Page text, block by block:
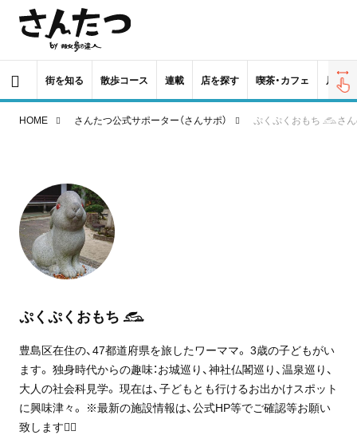
街を知る 散歩コース 連載 店を探す 喫茶・カフェ 居酒屋
HOME さんたつ公式サポーター（さんサポ） ぷくぷくおもち 𓃹さん
ぷくぷくおもち 𓃹
豊島区在住の、47都道府県を旅したワーママ。 3歳の子どもがい
ます。 独身時代からの趣味：お城巡り、神社仏閣巡り、温泉巡り、
大人の社会科見学。 現在は、子どもとも行けるお出かけスポット
に興味津々。 ※最新の施設情報は、公式HP等でご確認等お願い
致します🙇‍♀